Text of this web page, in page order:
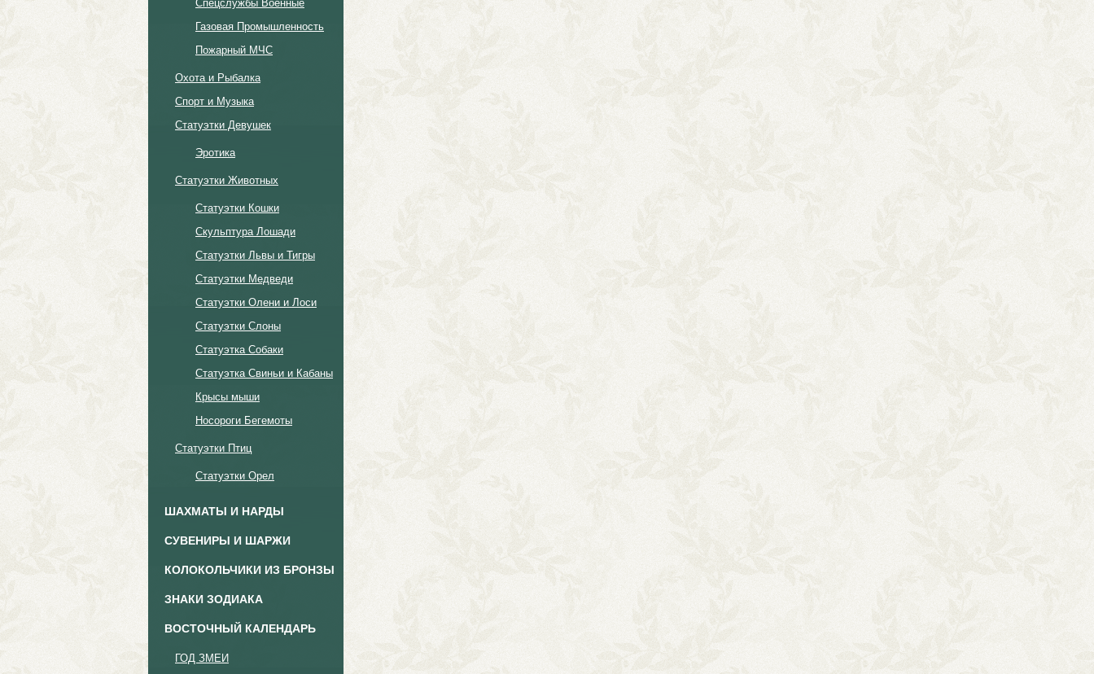
Спецслужбы Военные
Газовая Промышленность
Пожарный МЧС
Охота и Рыбалка
Спорт и Музыка
Статуэтки Девушек
Эротика
Статуэтки Животных
Статуэтки Кошки
Скульптура Лошади
Статуэтки Львы и Тигры
Статуэтки Медведи
Статуэтки Олени и Лоси
Статуэтки Слоны
Статуэтка Собаки
Статуэтка Свиньи и Кабаны
Крысы мыши
Носороги Бегемоты
Статуэтки Птиц
Статуэтки Орел
ШАХМАТЫ И НАРДЫ
СУВЕНИРЫ И ШАРЖИ
КОЛОКОЛЬЧИКИ ИЗ БРОНЗЫ
ЗНАКИ ЗОДИАКА
ВОСТОЧНЫЙ КАЛЕНДАРЬ
ГОД ЗМЕИ